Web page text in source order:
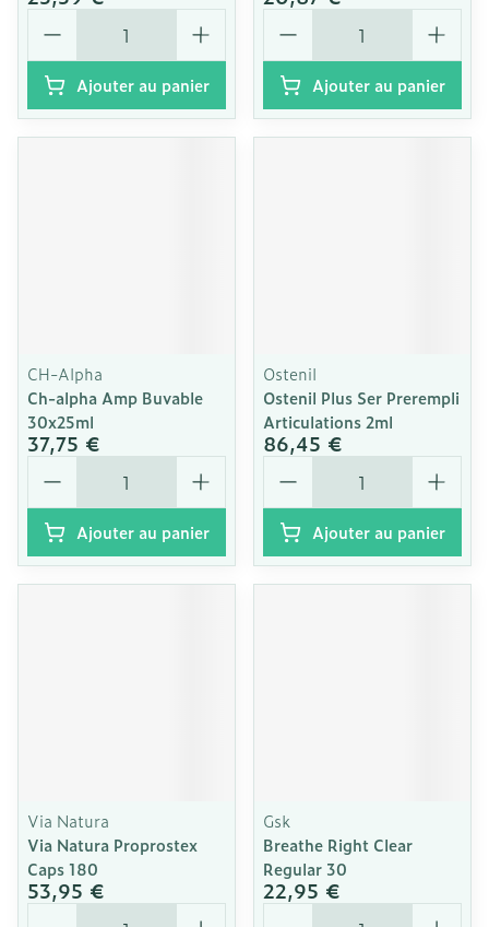
Quantité
Ajouter au panier
Quantité
Ajouter au panier
CH-Alpha
Ch-alpha Amp Buvable
30x25ml
37,75 €
Quantité
Ajouter au panier
Ostenil
Ostenil Plus Ser Prerempli
Articulations 2ml
86,45 €
Quantité
Ajouter au panier
Via Natura
Via Natura Proprostex
Caps 180
53,95 €
Quantité
Gsk
Breathe Right Clear
Regular 30
22,95 €
Quantité